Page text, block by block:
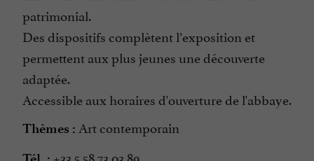
patrimonial.
Des dispositifs complètent l’exposition et
permettent aux plus jeunes une découverte
adaptée.
Accessible aux horaires d'ouverture de l'abbaye.
Thèmes : Art contemporain
+33 5 58 73 03 89